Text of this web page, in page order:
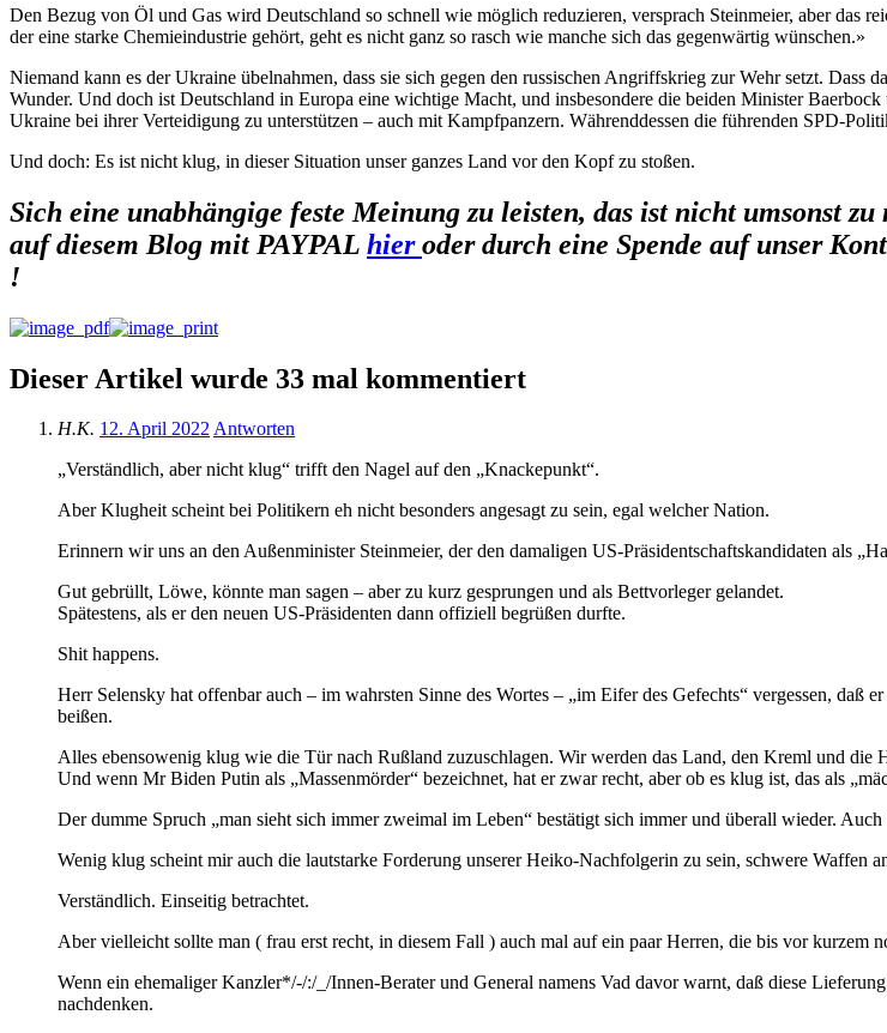
Den Bezug von Öl und Gas wird Deutschland so schnell wie möglich reduzieren, versprach Steinmeier, aber das
der eine starke Chemieindustrie gehört, geht es nicht ganz so rasch wie manche sich das gegenwärtig wünschen.»
Niemand kann es der Ukraine übelnahmen, dass sie sich gegen den russischen Angriffskrieg zur Wehr setzt. Dass
Wunder. Und doch ist Deutschland in Europa eine wichtige Macht, und insbesondere die beiden Minister
Ukraine bei ihrer Verteidigung zu unterstützen – auch mit Kampfpanzern. Währenddessen die führenden SPD-
Und doch: Es ist nicht klug, in dieser Situation unser ganzes Land vor den Kopf zu stoßen.
Sich eine unabhängige feste Meinung zu leisten, das ist nicht umsonst
auf diesem Blog mit PAYPAL hieroder durch eine Spende auf unser
!
Dieser Artikel wurde 33 mal kommentiert
H.K. 12. April 2022Antworten
„Verständlich, aber nicht klug“ trifft den Nagel auf den „Knackepunkt“.
Aber Klugheit scheint bei Politikern eh nicht besonders angesagt zu sein, egal welcher Nation.
Erinnern wir uns an den Außenminister Steinmeier, der den damaligen US-Präsidentschaftskandidaten als
Gut gebrüllt, Löwe, könnte man sagen – aber zu kurz gesprungen und als Bettvorleger gelandet.
Spätestens, als er den neuen US-Präsidenten dann offiziell begrüßen durfte.
Shit happens.
Herr Selensky hat offenbar auch – im wahrsten Sinne des Wortes – „im Eifer des Gefechts“ vergessen,
beißen.
Alles ebensowenig klug wie die Tür nach Rußland zuzuschlagen. Wir werden das Land, den Kreml und die
Und wenn Mr Biden Putin als „Massenmörder“ bezeichnet, hat er zwar recht, aber ob es klug ist, das als
Der dumme Spruch „man sieht sich immer zweimal im Leben“ bestätigt sich immer und überall wieder.
Wenig klug scheint mir auch die lautstarke Forderung unserer Heiko-Nachfolgerin zu sein, schwere Waffen
Verständlich. Einseitig betrachtet.
Aber vielleicht sollte man ( frau erst recht, in diesem Fall ) auch mal auf ein paar Herren, die bis vor kurzem
Wenn ein ehemaliger Kanzler*/-/:/_/Innen-Berater und General namens Vad davor warnt, daß diese
nachdenken.